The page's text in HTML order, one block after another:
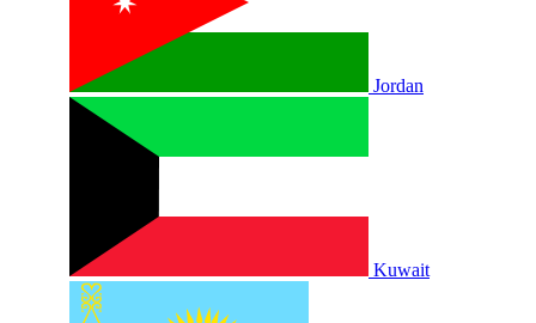
Jordan
Kuwait